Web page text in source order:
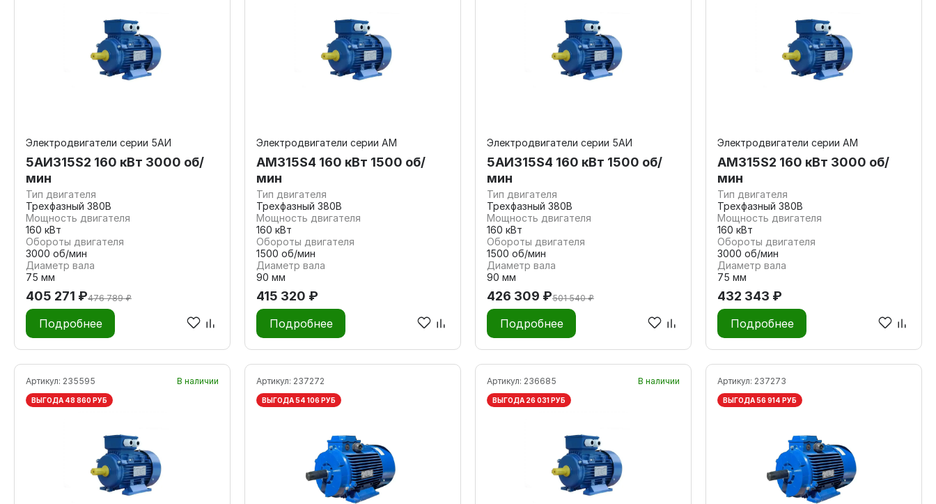
Электродвигатели серии 5АИ
5АИ315S2 160 кВт 3000 об/
мин
Тип двигателя
Трехфазный 380В
Мощность двигателя
160 кВт
Обороты двигателя
3000 об/мин
Диаметр вала
75 мм
405 271 ₽476 789 ₽
Подробнее
Электродвигатели серии АМ
АМ315S4 160 кВт 1500 об/
мин
Тип двигателя
Трехфазный 380В
Мощность двигателя
160 кВт
Обороты двигателя
1500 об/мин
Диаметр вала
90 мм
415 320 ₽
Подробнее
Электродвигатели серии 5АИ
5АИ315S4 160 кВт 1500 об/
мин
Тип двигателя
Трехфазный 380В
Мощность двигателя
160 кВт
Обороты двигателя
1500 об/мин
Диаметр вала
90 мм
426 309 ₽501 540 ₽
Подробнее
Электродвигатели серии АМ
АМ315S2 160 кВт 3000 об/
мин
Тип двигателя
Трехфазный 380В
Мощность двигателя
160 кВт
Обороты двигателя
3000 об/мин
Диаметр вала
75 мм
432 343 ₽
Подробнее
Артикул: 235595 В наличии
ВЫГОДА 48 860 РУБ
Артикул: 237272
ВЫГОДА 54 106 РУБ
Артикул: 236685 В наличии
ВЫГОДА 26 031 РУБ
Артикул: 237273
ВЫГОДА 56 914 РУБ